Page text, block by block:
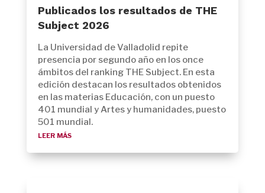
Publicados los resultados de THE
Subject 2026
La Universidad de Valladolid repite
presencia por segundo año en los once
ámbitos del ranking THE Subject. En esta
edición destacan los resultados obtenidos
en las materias Educación, con un puesto
401 mundial y Artes y humanidades, puesto
501 mundial.
leer más